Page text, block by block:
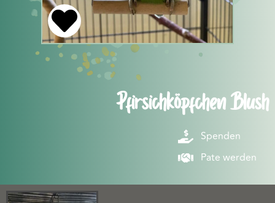
Pfirsichköpfchen Blush
Spenden
Pate werden